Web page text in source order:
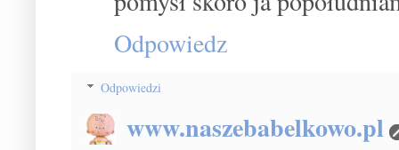
Odpowiedz
Odpowiedzi
www.naszebabelkowo.pl